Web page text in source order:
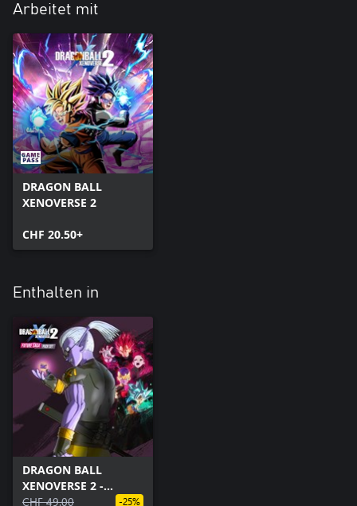
Arbeitet mit
DRAGON BALL
XENOVERSE 2
CHF 20.50+
Enthalten in
DRAGON BALL
XENOVERSE 2 -
FUTURE SAGA Pack
CHF 49.00 -25%